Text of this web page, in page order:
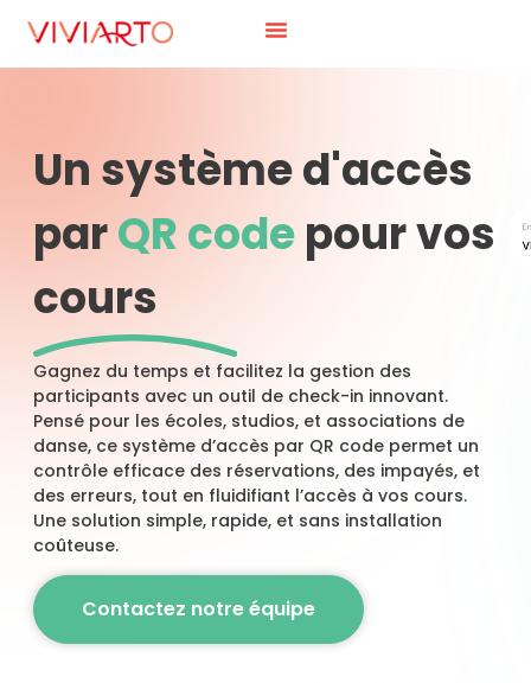
Un système d'accès
parQR codepour vos
cours
Gagnez du temps et facilitez la gestion des
participants avec un outil de check-in innovant.
Pensé pour les écoles, studios, et associations de
danse, ce système d’accès par QR code permet un
contrôle efficace des réservations, des impayés, et
des erreurs, tout en fluidifiant l’accès à vos cours.
Une solution simple, rapide, et sans installation
coûteuse.
Contactez notre équipe